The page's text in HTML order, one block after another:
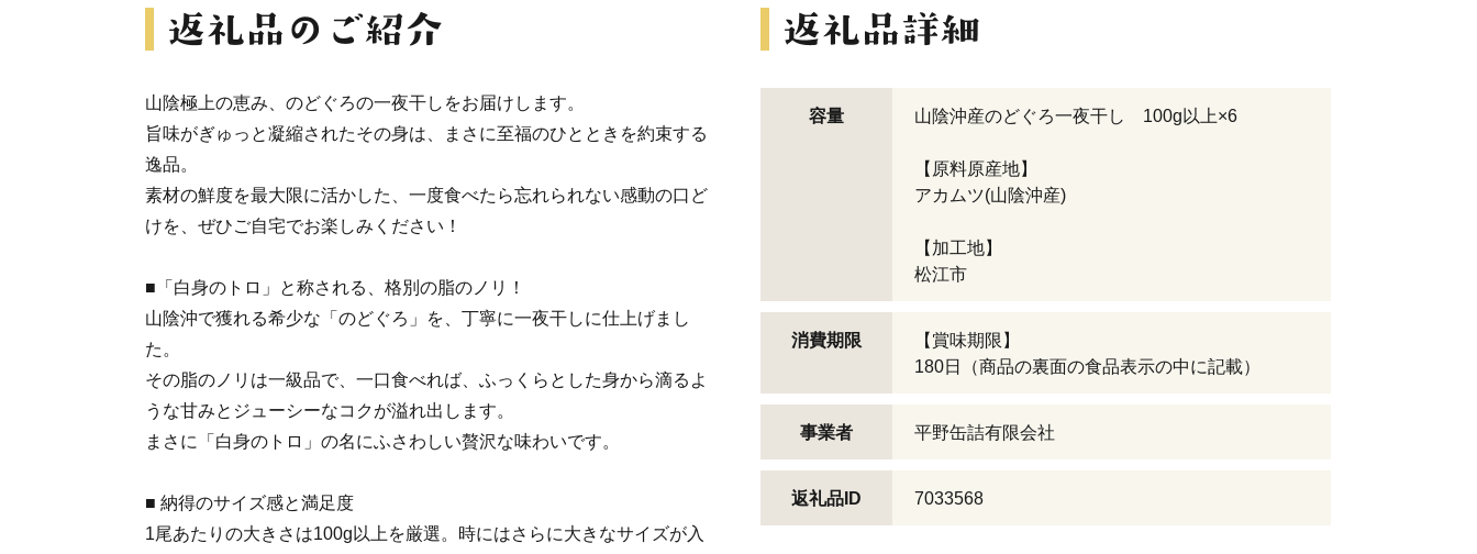
山陰極上の恵み、のどぐろの一夜干しをお届けします。
旨味がぎゅっと凝縮されたその身は、まさに至福のひとときを約束する
逸品。
素材の鮮度を最大限に活かした、一度食べたら忘れられない感動の口ど
けを、ぜひご自宅でお楽しみください！
■「白身のトロ」と称される、格別の脂のノリ！
山陰沖で獲れる希少な「のどぐろ」を、丁寧に一夜干しに仕上げまし
た。
その脂のノリは一級品で、一口食べれば、ふっくらとした身から滴るよ
うな甘みとジューシーなコクが溢れ出します。
まさに「白身のトロ」の名にふさわしい贅沢な味わいです。
■ 納得のサイズ感と満足度
1尾あたりの大きさは100g以上を厳選。時にはさらに大きなサイズが入
容量 山陰沖産のどぐろ一夜干し 100g以上×6
【原料原産地】
アカムツ(山陰沖産)
【加工地】
松江市
消費期限
【賞味期限】
180日（商品の裏面の食品表示の中に記載）
事業者 平野缶詰有限会社
返礼品ID 7033568